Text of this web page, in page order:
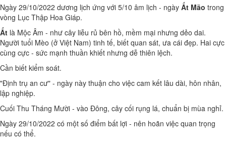
Ngày 29/10/2022 dương lịch ứng với 5/10 âm lịch - ngày Ất Mão trong
vòng Lục Thập Hoa Giáp.
Ất là Mộc Âm - như cây liễu rủ bên hồ, mềm mại nhưng dẻo dai.
Người tuổi Mèo (ở Việt Nam) tinh tế, biết quan sát, ưa cái đẹp. Hai cực
cùng cực - sức mạnh thuần khiết nhưng dễ thiên lệch.
Cần biết kiểm soát.
"Định trụ an cư" - ngày này thuận cho việc cam kết lâu dài, hôn nhân,
lập nghiệp.
Cuối Thu Tháng Mười - vào Đông, cây cối rụng lá, chuẩn bị mùa nghỉ.
Ngày 29/10/2022 có một số điểm bất lợi - nên hoãn việc quan trọng
nếu có thể.